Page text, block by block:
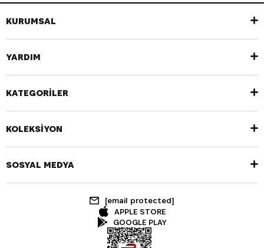
KURUMSAL
YARDIM
KATEGORİLER
KOLEKSİYON
SOSYAL MEDYA
[email protected]
APPLE STORE
GOOGLE PLAY